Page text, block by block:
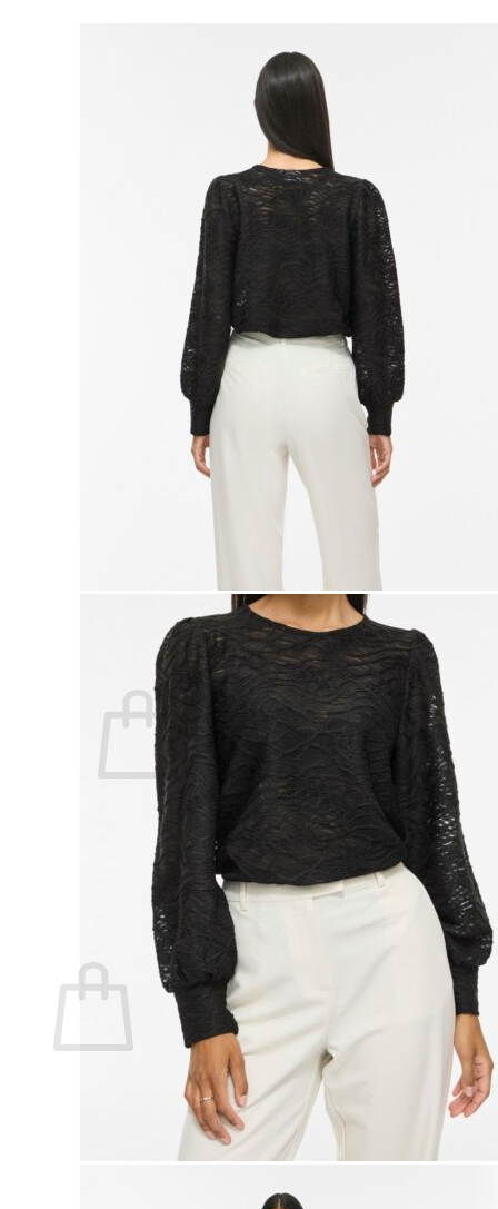
Lasten kauluspaidat
Lasten trikoopaidat
Lasten colleget ja hupparit
Lasten neuleet
Lasten mekot ja hameet
Mekot ja hameet
Lasten puvut,bleiserit,liivit
Lasten housut
Lasten housut
Lasten trikoo-ja collegehousut
Lasten farkut
Lasten shortsit
Lasten juhlahousut
Yöasut ja kylpytakit
Lasten yöpaidat
Lasten pyjamat
Kylpytakit
Vyöt, käsineet,pipot, ym
Sukat, sukkahousut, ym
Ulkoilupuvut, housut ja haalarit
Ostoskori on tyhjä.
Takaisin kauppaan
Ostoskori on tyhjä.
Takaisin kauppaan